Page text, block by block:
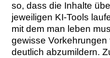
so, dass die Inhalte
jeweiligen KI-Tools
mit dem man leben
gewisse
deutlich abzumildern.